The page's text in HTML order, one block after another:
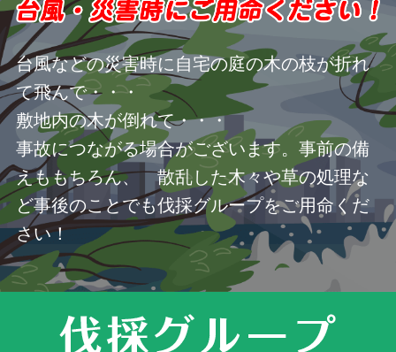
台風などの災害時に自宅の庭の木の枝が折れ
て飛んで・・・
敷地内の木が倒れて・・・
事故につながる場合がございます。事前の備
えももちろん、 散乱した木々や草の処理な
ど事後のことでも伐採グループをご用命くだ
さい！